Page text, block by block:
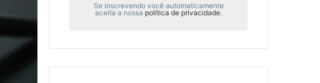
Se inscrevendo você automaticamente
aceita a nossa política de privacidade.